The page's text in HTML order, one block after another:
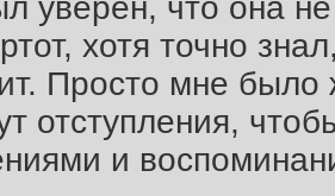
уверен, что она
хотя точно
Просто мне было
отступления,
и